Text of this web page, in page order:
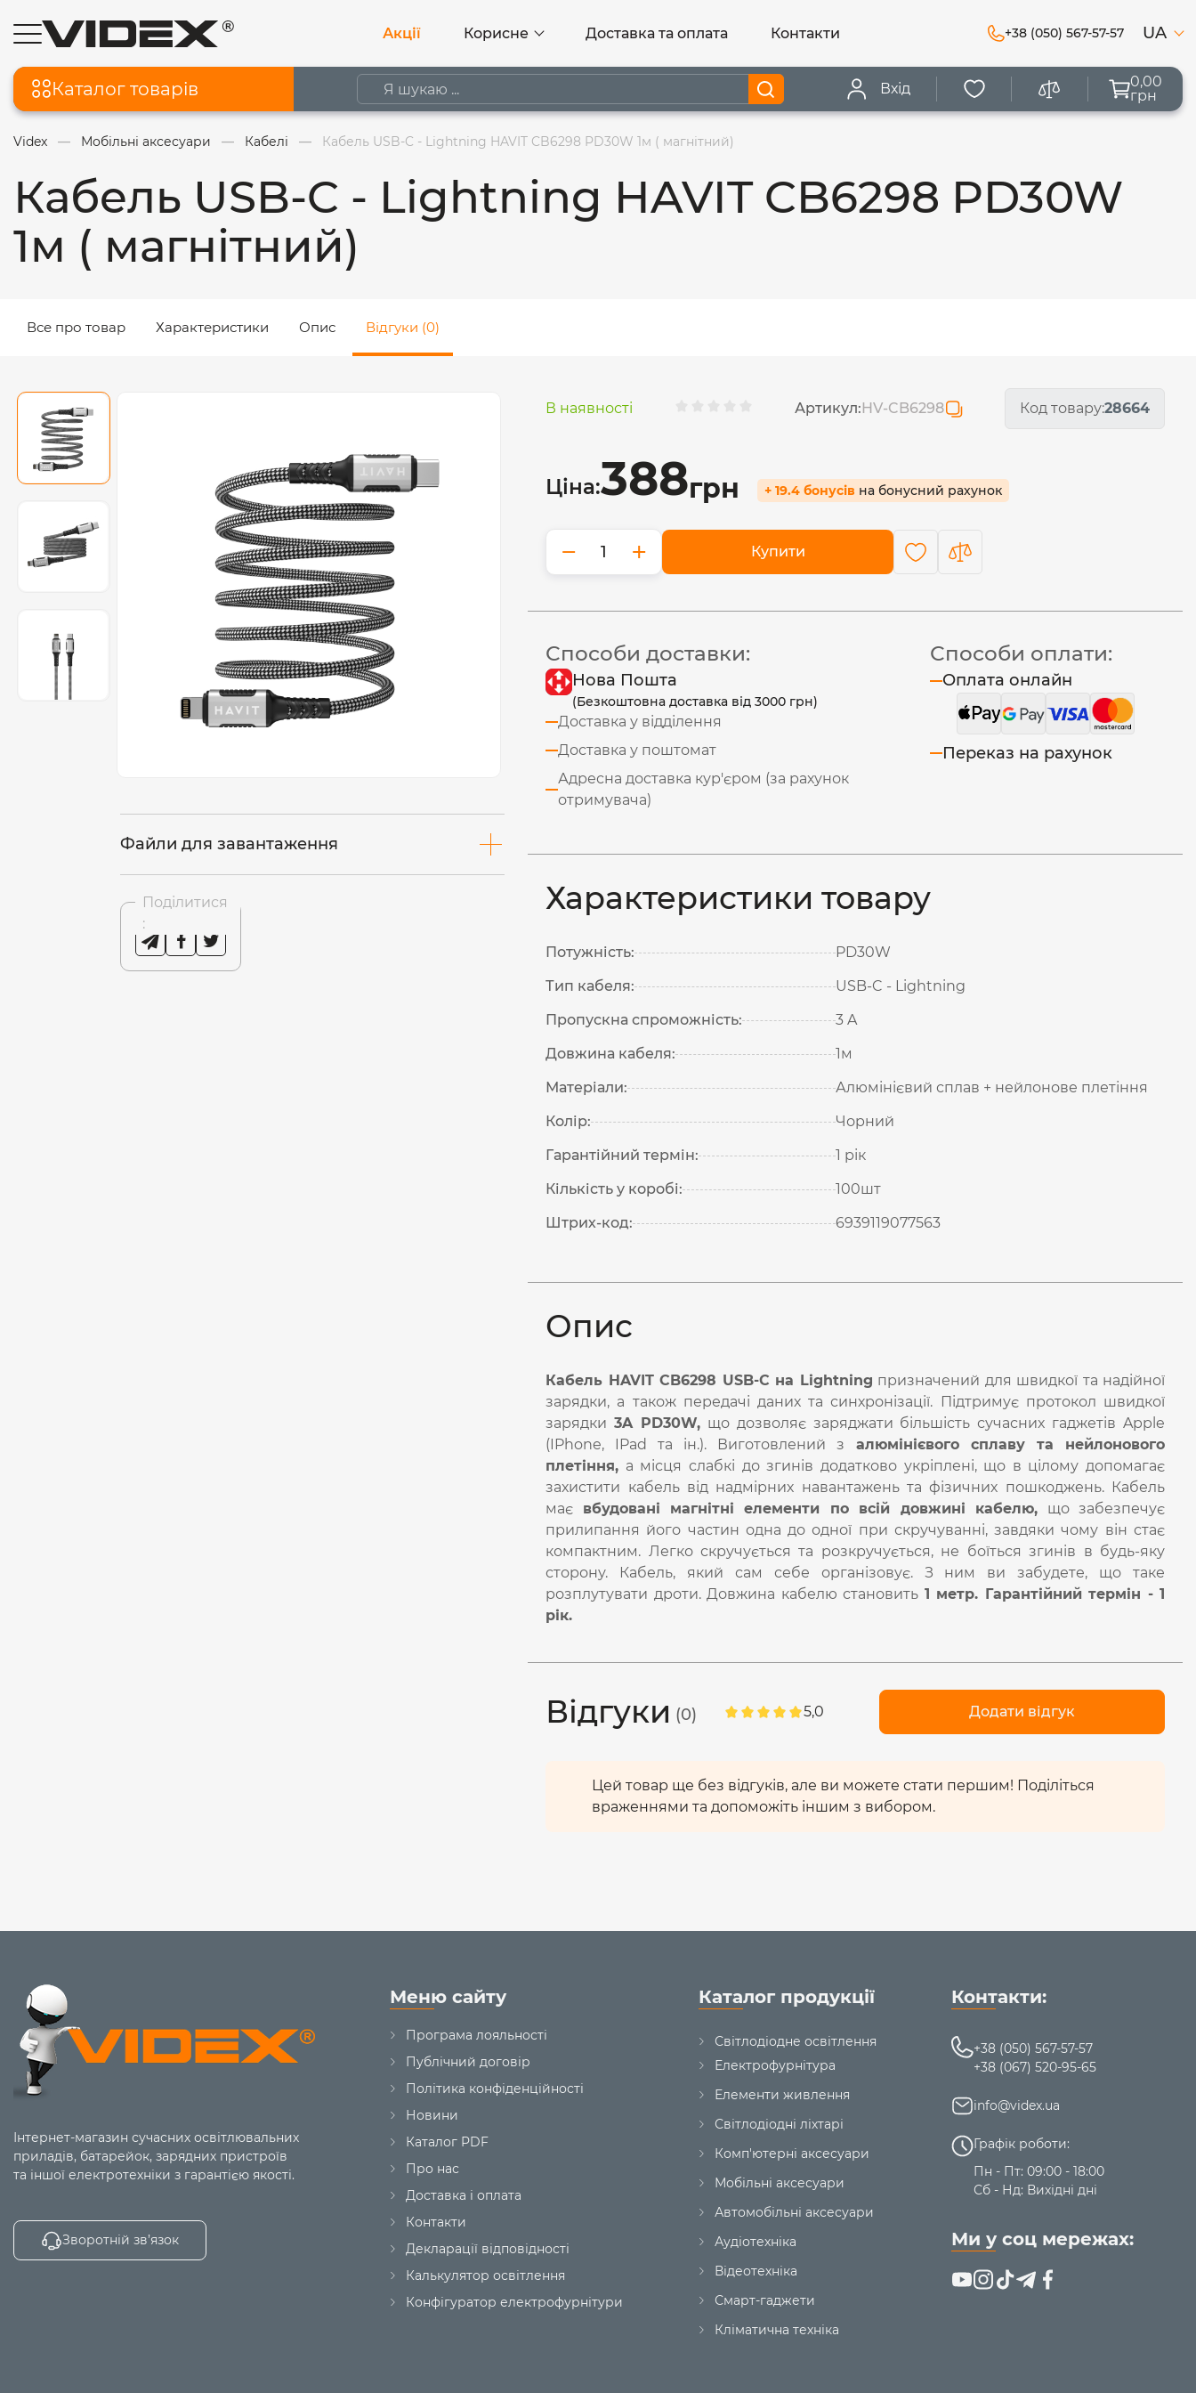
Акції Корисне Доставка та оплата Контакти +38 (050) 567-57-57 UA
Каталог товарів Вхід
0,00
грн
Videx Мобільні аксесуари Кабелі Кабель USB-C - Lightning HAVIT CB6298 PD30W 1м ( магнітний)
Кабель USB-C - Lightning HAVIT CB6298 PD30W
1м ( магнітний)
Все про товар Характеристики Опис Відгуки (0)
Файли для завантаження
Поділитися
:
В наявності Артикул:HV-CB6298 Код товару:28664
Ціна:388грн + 19.4 бонусів на бонусний рахунок
− + Купити
Способи доставки:
Нова Пошта
(Безкоштовна доставка від 3000 грн)
Доставка у відділення
Доставка у поштомат
Адресна доставка кур'єром (за рахунок
отримувача)
Способи оплати:
Оплата онлайн
Переказ на рахунок
Характеристики товару
Потужність:
PD30W
Тип кабеля:
USB-C - Lightning
Пропускна спроможність:
3 A
Довжина кабеля:
1м
Матеріали:
Алюмінієвий сплав + нейлонове плетіння
Колір:
Чорний
Гарантійний термін:
1 рік
Кількість у коробі:
100шт
Штрих-код:
6939119077563
Опис
Кабель HAVIT CB6298 USB-C на Lightning призначений для швидкої та надійної
зарядки, а також передачі даних та синхронізації. Підтримує протокол швидкої
зарядки3A PD30W,що дозволяє заряджати більшість сучасних гаджетів Apple
(IPhone, IPad та ін.). Виготовлений з алюмінієвого сплаву та нейлонового
плетіння, а місця слабкі до згинів додатково укріплені, що в цілому допомагає
захистити кабель від надмірних навантажень та фізичних пошкоджень. Кабель
має вбудовані магнітні елементи по всій довжині кабелю, що забезпечує
прилипання його частин одна до одної при скручуванні, завдяки чому він стає
компактним. Легко скручується та розкручується, не боїться згинів в будь-яку
сторону. Кабель, який сам себе організовує. З ним ви забудете, що таке
розплутувати дроти. Довжина кабелю становить 1 метр. Гарантійний термін - 1
рік.
Відгуки (0) 5,0 Додати відгук
Цей товар ще без відгуків, але ви можете стати першим! Поділіться
враженнями та допоможіть іншим з вибором.
Інтернет-магазин сучасних освітлювальних
приладів, батарейок, зарядних пристроїв
та іншої електротехніки з гарантією якості.
Зворотній зв’язок
Меню сайту
Програма лояльності
Публічний договір
Політика конфіденційності
Новини
Каталог PDF
Про нас
Доставка і оплата
Контакти
Декларації відповідності
Калькулятор освітлення
Конфігуратор електрофурнітури
Каталог продукції
Світлодіодне освітлення
Електрофурнітура
Елементи живлення
Світлодіодні ліхтарі
Комп'ютерні аксесуари
Мобільні аксесуари
Автомобільні аксесуари
Аудіотехніка
Відеотехніка
Смарт-гаджети
Кліматична техніка
Контакти:
+38 (050) 567-57-57
+38 (067) 520-95-65
info@videx.ua
Графік роботи:
Пн - Пт: 09:00 - 18:00
Сб - Нд: Вихідні дні
Ми у соц мережах: